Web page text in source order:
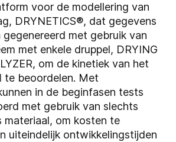
voor de modellering van
DRYNETICS®, dat gegevens
met gebruik van
met enkele druppel, DRYING
om de kinetiek van het
te beoordelen. Met
in de beginfasen tests
met gebruik van slechts
materiaal, om kosten te
uiteindelijk ontwikkelingstijden